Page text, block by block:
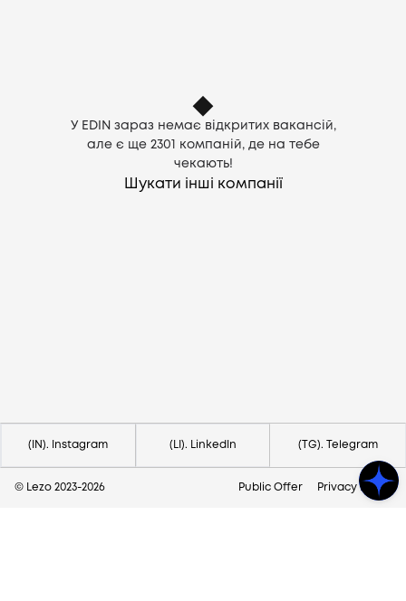
У EDIN зараз немає відкритих вакансій,
але є ще 2301
компаній, де на тебе
чекають!
Шукати інші компанії
(IN). Instagram (LI). LinkedIn (TG). Telegram
© Lezo 2023-2026 Public Offer Privacy Policy